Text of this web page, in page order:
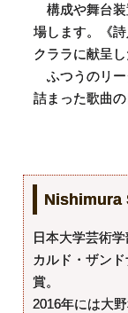
構成や舞台装
場します。《
クララに献呈
ふつうのリー
詰まった歌曲
Nishimura
日本大学芸術
カルド・ザン
賞。
2016年には大